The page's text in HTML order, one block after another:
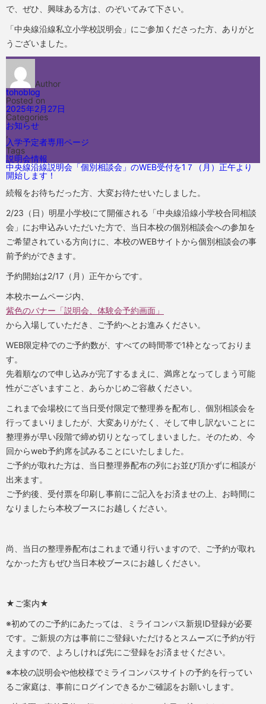
で、ぜひ、興味ある方は、のぞいてみて下さい。
「中央線沿線私立小学校説明会」にご参加くださった方、ありがと
うございました。
Author
tohoblog
Posted on
2025年2月27日
Categories
お知らせ
,
入学予定者専用ページ
Tags
説明会情報
中央線沿線説明会「個別相談会」のWEB受付を1７（月）正午より
開始します！
続報をお待ちだった方、大変お待たせいたしました。
2/23（日）明星小学校にて開催される「中央線沿線小学校合同相談
会」にお申込みいただいた方で、当日本校の個別相談会への参加を
ご希望されている方向けに、本校のWEBサイトから個別相談会の事
前予約ができます。
予約開始は2/17（月）正午からです。
本校ホームページ内、
紫色のバナー「説明会、体験会予約画面」
から入場していただき、ご予約へとお進みください。
WEB限定枠でのご予約数が、すべての時間帯で1枠となっておりま
す。
先着順なので申し込みが完了するまえに、満席となってしまう可能
性がございますこと、あらかじめご容赦ください。
これまで会場校にて当日受付限定で整理券を配布し、個別相談会を
行ってまいりましたが、大変ありがたく、そして申し訳ないことに
整理券が早い段階で締め切りとなってしまいました。そのため、今
回からweb予約席を試みることにいたしました。
ご予約が取れた方は、当日整理券配布の列にお並び頂かずに相談が
出来ます。
ご予約後、受付票を印刷し事前にご記入をお済ませの上、お時間に
なりましたら本校ブースにお越しください。
尚、当日の整理券配布はこれまで通り行いますので、ご予約が取れ
なかった方もぜひ当日本校ブースにお越しください。
★ご案内★
※初めてのご予約にあたっては、ミライコンパス新規ID登録が必要
です。ご新規の方は事前にご登録いただけるとスムーズに予約が行
えますので、よろしければ先にご登録をお済ませください。
※本校の説明会や他校様でミライコンパスサイトの予約を行ってい
るご家庭は、事前にログインできるかご確認をお願いします。